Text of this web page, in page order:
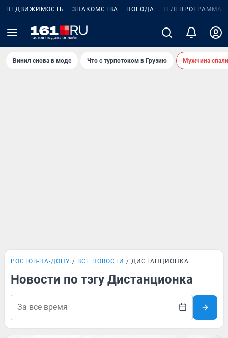
НЕДВИЖИМОСТЬ ЗНАКОМСТВА ПОГОДА ТЕЛЕПРОГРАММА
Винил снова в моде Что с турпотоком в Грузию Мужчина
РОСТОВ-НА-ДОНУ ВСЕ НОВОСТИ ДИСТАНЦИОНКА
Новости по тэгу Дистанционка